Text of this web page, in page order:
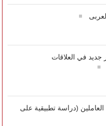
جديد في العلاقات
العاملين (دراسة تطبيقية على